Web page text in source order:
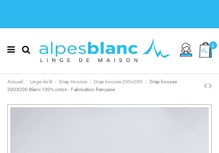
0
Accueil Linge de lit Drap Housse Drap housse 200x200
Drap housse
200X200 Blanc 100% coton - Fabrication française